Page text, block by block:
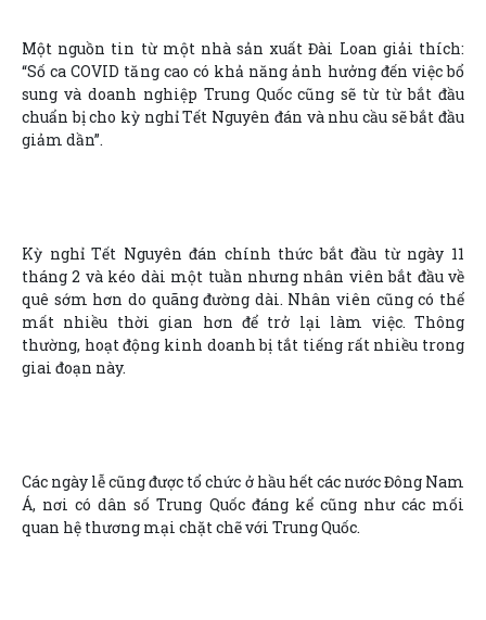
Một nguồn tin từ một nhà sản xuất Đài Loan giải thích:
“Số ca COVID tăng cao có khả năng ảnh hưởng đến việc bổ
sung và doanh nghiệp Trung Quốc cũng sẽ từ từ bắt đầu
chuẩn bị cho kỳ nghỉ Tết Nguyên đán và nhu cầu sẽ bắt đầu
giảm dần”.
Kỳ nghỉ Tết Nguyên đán chính thức bắt đầu từ ngày 11
tháng 2 và kéo dài một tuần nhưng nhân viên bắt đầu về
quê sớm hơn do quãng đường dài. Nhân viên cũng có thể
mất nhiều thời gian hơn để trở lại làm việc. Thông
thường, hoạt động kinh doanh bị tắt tiếng rất nhiều trong
giai đoạn này.
Các ngày lễ cũng được tổ chức ở hầu hết các nước Đông Nam
Á, nơi có dân số Trung Quốc đáng kể cũng như các mối
quan hệ thương mại chặt chẽ với Trung Quốc.